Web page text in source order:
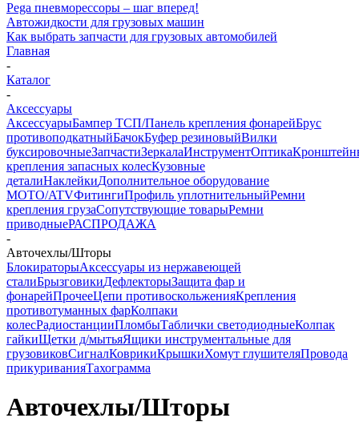
Pega пневморессоры – шаг вперед!
Автожидкости для грузовых машин
Как выбрать запчасти для грузовых автомобилей
Главная
-
Каталог
-
Аксессуары
АксессуарыБампер ТСП/Панель крепления фонарейБрус
противоподкатныйБачокБуфер резиновыйВилки
буксировочныеЗапчастиЗеркалаИнструментОптика
крепления запасных колесКузовные
деталиНаклейкиДополнительное оборудование
MOTO/ATVФитингиПрофиль уплотнительныйРемни
крепления грузаСопутствующие товарыРемни
приводныеРАСПРОДАЖА
-
Авточехлы/Шторы
БлокираторыАксессуары из нержавеющей
сталиБрызговикиДефлекторыЗащита фар и
фонарейПрочееЦепи противоскольженияКрепления
противотуманных фарКолпаки
колесРадиостанцииПломбыТаблички светодиодныеКолпак
гайкиЩетки д/мытьяЯщики инструментальные для
грузовиковСигналКоврикиКрышкиХомут глушителяПровода
прикуриванияТахограмма
Авточехлы/Шторы